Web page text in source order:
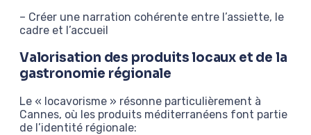
– Créer une narration cohérente entre l’assiette, le
cadre et l’accueil
Valorisation des produits locaux et de la
gastronomie régionale
Le « locavorisme » résonne particulièrement à
Cannes, où les produits méditerranéens font partie
de l’identité régionale: